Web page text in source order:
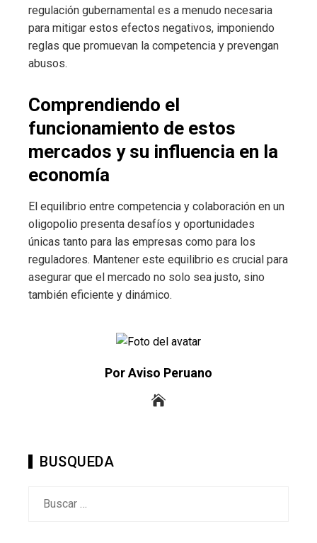
regulación gubernamental es a menudo necesaria
para mitigar estos efectos negativos, imponiendo
reglas que promuevan la competencia y prevengan
abusos.
Comprendiendo el
funcionamiento de estos
mercados y su influencia en la
economía
El equilibrio entre competencia y colaboración en un
oligopolio presenta desafíos y oportunidades
únicas tanto para las empresas como para los
reguladores. Mantener este equilibrio es crucial para
asegurar que el mercado no solo sea justo, sino
también eficiente y dinámico.
Por Aviso Peruano
BUSQUEDA